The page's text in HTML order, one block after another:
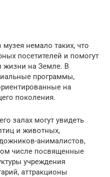
немало таких, что
посетителей и помогут
жизни на Земле. В
программы,
на
поколения.
залах могут увидеть
и животных,
анималистов,
числе посвященные
учреждения
аттракционы